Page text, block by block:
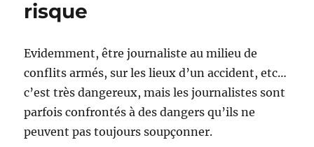
risque
Evidemment, être journaliste au milieu de
conflits armés, sur les lieux d’un accident, etc…
c’est très dangereux, mais les journalistes sont
parfois confrontés à des dangers qu’ils ne
peuvent pas toujours soupçonner.